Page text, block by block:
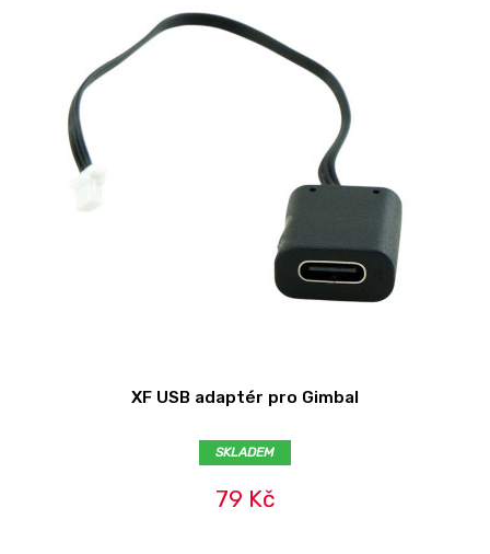
XF USB adaptér pro Gimbal
SKLADEM
79 Kč